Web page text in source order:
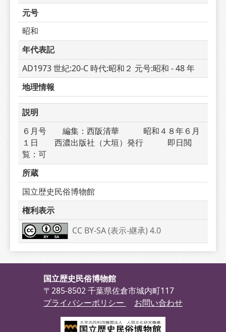
元号
昭和
年代表記
AD1973 世紀:20-C 時代:昭和２ 元号:昭和 - 48 年
地理情報
説明
６月号　　編集：西阪清華　　　昭和４８年６月
１日　　西濃出版社（大垣）発行　　　即日閲
覧：可
所蔵
国立歴史民俗博物館
権利表示
CC BY-SA (表示-継承) 4.0
国立歴史民俗博物館
〒285-8502 千葉県佐倉市城内町117
プライバシーポリシー
お問い合わせ